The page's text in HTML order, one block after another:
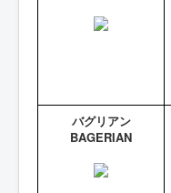
バグリアン
BAGERIAN